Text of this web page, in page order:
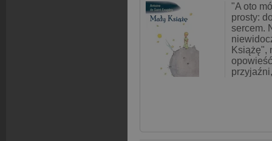
"A oto
prosty:
sercem.
Książę",